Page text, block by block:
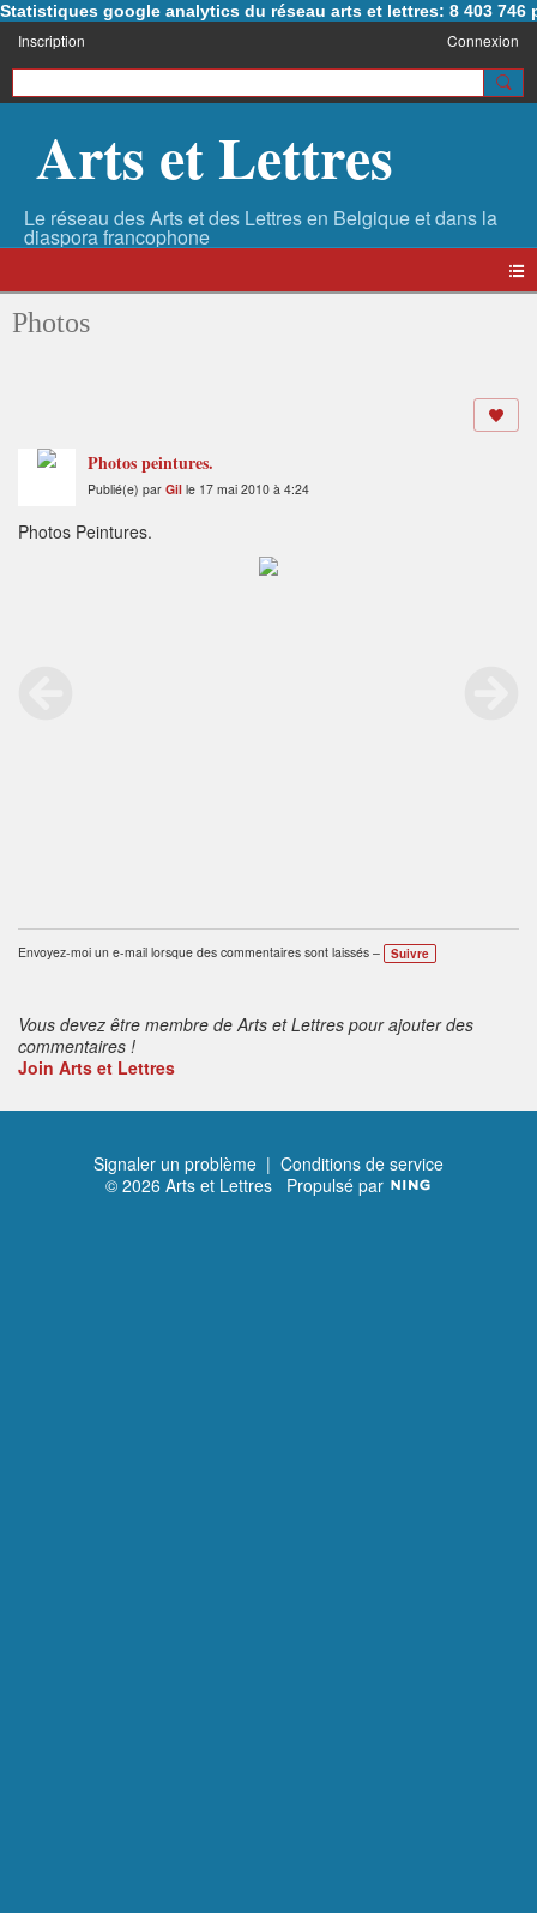
Statistiques google analytics du réseau arts et lettres: 8 403 746
Inscription Connexion
Arts et Lettres
Photos
Photos peintures.
Publié(e) par Gil le 17 mai 2010 à 4:24
Photos Peintures.
Envoyez-moi un e-mail lorsque des commentaires sont laissés – Suivre
Vous devez être membre de Arts et Lettres pour ajouter des
commentaires !
Join Arts et Lettres
Signaler un problème | Conditions de service
© 2026 Arts et Lettres Propulsé par